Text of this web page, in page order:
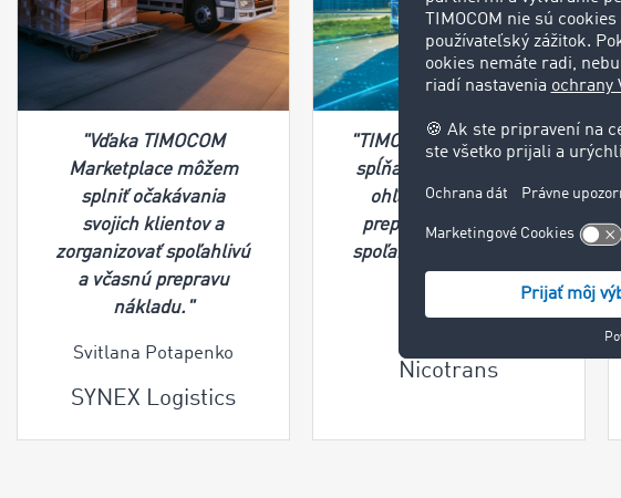
"Vďaka TIMOCOM
Marketplace môžem
splniť očakávania
svojich klientov a
zorganizovať spoľahlivú
a včasnú prepravu
nákladu."
Svitlana Potapenko
SYNEX Logistics
"TIMOCOM Marketplace
spĺňa moje požiadavky
ohľadom množstva
prepravných ponúk a
spoľahlivosti overených
dopravcov."
Nicotrans